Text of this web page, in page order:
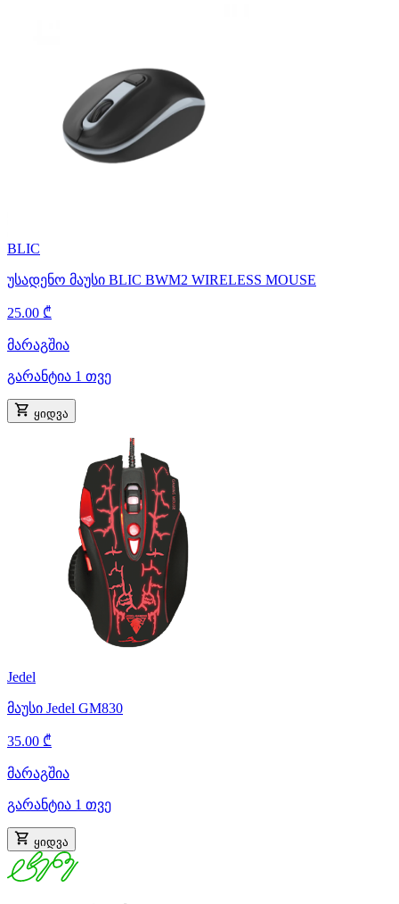
BLIC
უსადენო მაუსი BLIC BWM2 WIRELESS MOUSE
25.00 ₾
მარაგშია
გარანტია 1 თვე
ყიდვა
Jedel
მაუსი Jedel GM830
35.00 ₾
მარაგშია
გარანტია 1 თვე
ყიდვა